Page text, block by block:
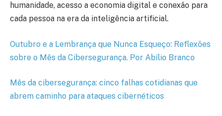
humanidade, acesso a economia digital e conexão para
cada pessoa na era da inteligência artificial.
Outubro e a Lembrança que Nunca Esqueço: Reflexões
sobre o Mês da Cibersegurança. Por Abílio Branco
Mês da cibersegurança: cinco falhas cotidianas que
abrem caminho para ataques cibernéticos